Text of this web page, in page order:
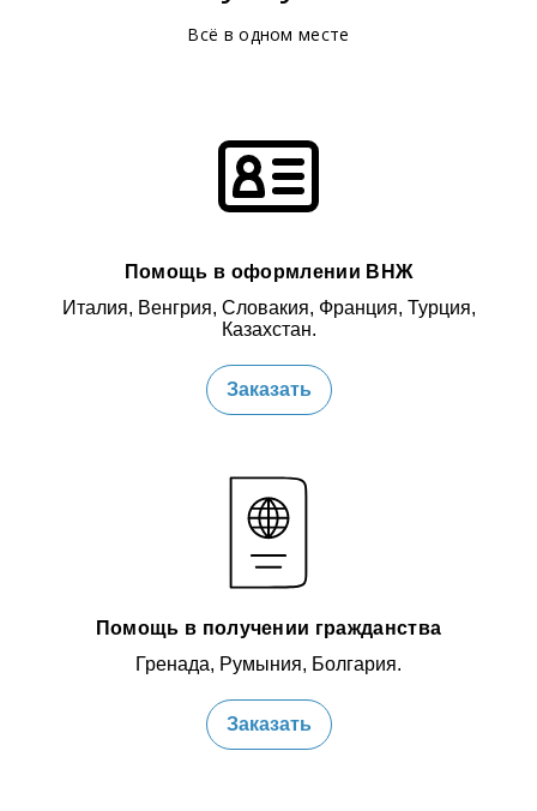
Всё в одном месте
Помощь в оформлении ВНЖ
Италия, Венгрия, Словакия, Франция, Турция,
Казахстан.
Заказать
Помощь в получении гражданства
Гренада, Румыния, Болгария.
Заказать